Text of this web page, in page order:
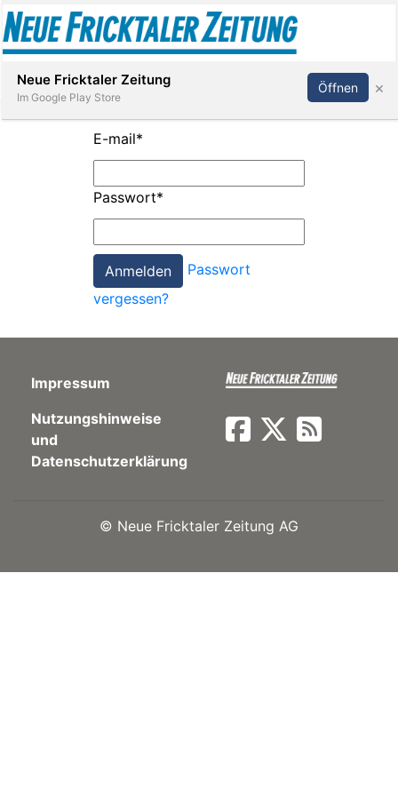
Paper
App
Abonnieren Anmelden
E-mail*
Passwort*
Passwort
vergessen?
Impressum
Nutzungshinweise
und
Datenschutzerklärung
© Neue Fricktaler Zeitung AG
Neue Fricktaler Zeitung
Im Google Play Store
Öffnen ×